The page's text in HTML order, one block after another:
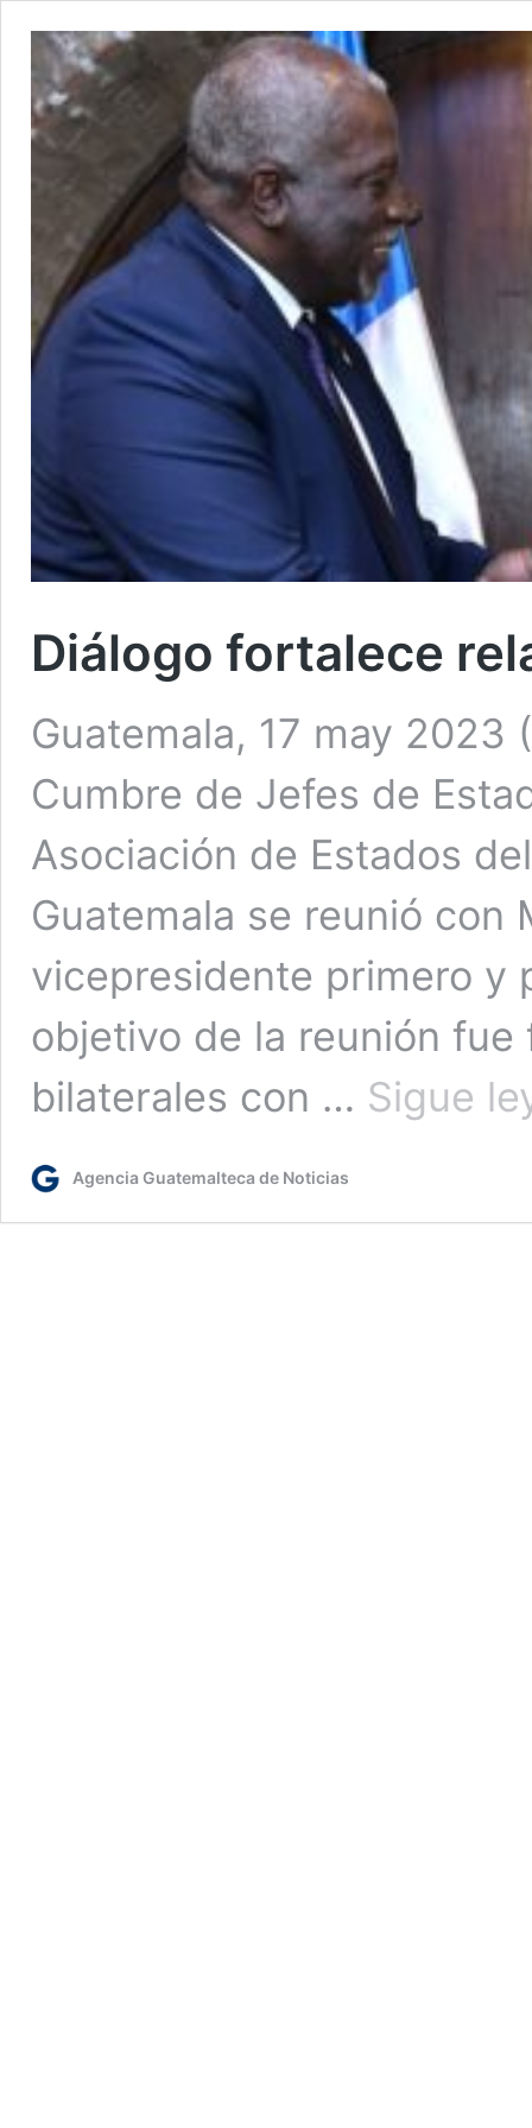
Diálogo fortalece
Guatemala, 17 may 2023
Cumbre de Jefes de
Asociación de Estados
Guatemala se reunió con
vicepresidente primero y
objetivo de la reunión
bilaterales con … Sigue
Agencia Guatemalteca de Noticias